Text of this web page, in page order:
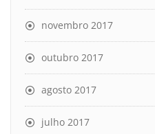
novembro 2017
outubro 2017
agosto 2017
julho 2017